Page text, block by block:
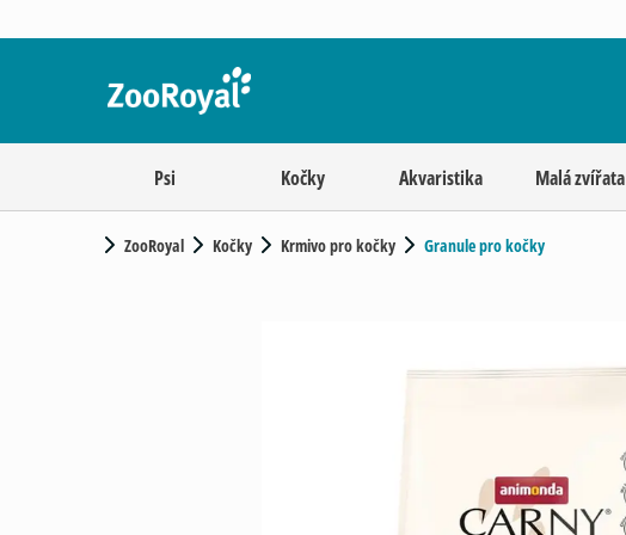
Psi Kočky Akvaristika Malá zvířata
ZooRoyal Kočky Krmivo pro kočky Granule pro kočky